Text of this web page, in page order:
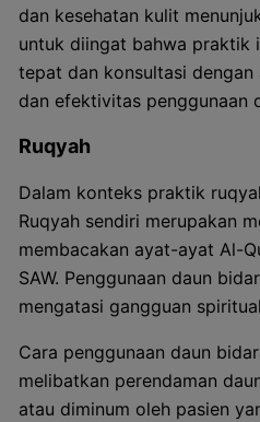
dan kesehatan kulit
untuk diingat bahwa praktik
tepat dan konsultasi dengan
dan efektivitas penggunaan
Ruqyah
Dalam konteks praktik
Ruqyah sendiri merupakan
membacakan ayat-ayat Al-
SAW. Penggunaan daun
mengatasi gangguan
Cara penggunaan daun
melibatkan perendaman
atau diminum oleh pasien